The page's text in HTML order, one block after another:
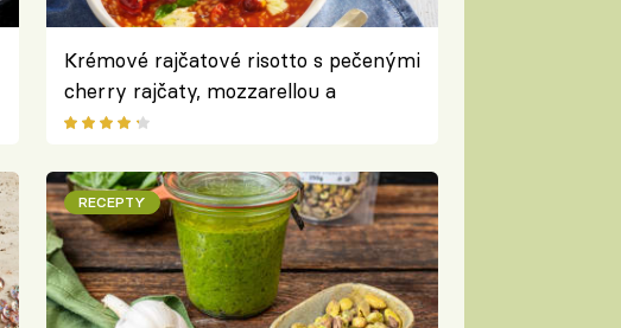
Krémové rajčatové risotto s pečenými
cherry rajčaty, mozzarellou a
bazalkou
RECEPTY